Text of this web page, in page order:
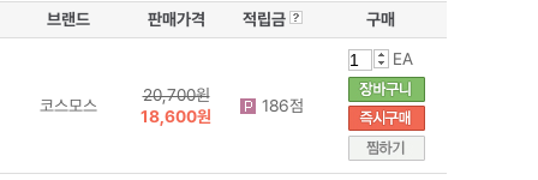
브랜드
판매가격 적립금 구매
코스모스
20,700원
18,600원
186점
EA